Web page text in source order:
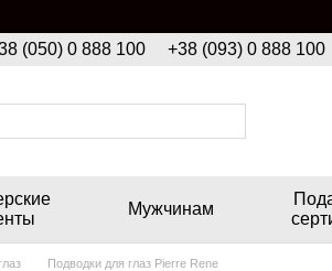
(050) 0 888 100 +38 (093) 0 888 100
Мужчинам
Подводки для глаз Pierre Rene